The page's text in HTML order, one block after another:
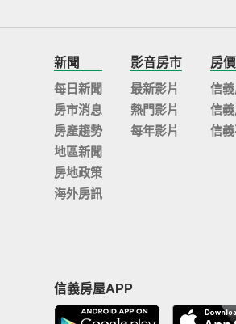
新聞
每日新聞
房市消息
房產趨勢
地區新聞
房地政策
海外房訊
影音房市
最新影片
熱門影片
每年影片
房
信
信
信
信義房屋APP